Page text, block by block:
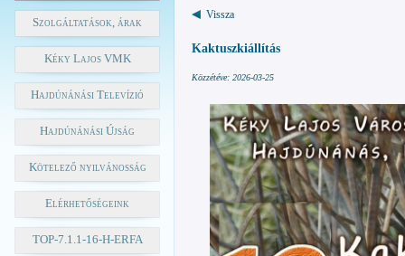
Szolgáltatások, árak
Kéky Lajos VMK
Hajdúnánási Televízió
Hajdúnánási Újság
Kötelező nyilvánosság
Elérhetőségeink
TOP-7.1.1-16-H-ERFA
Vissza
Kaktuszkiállítás
Közzétéve: 2026-03-25